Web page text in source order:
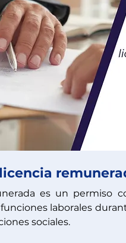
es un permiso
laborales
sociales.